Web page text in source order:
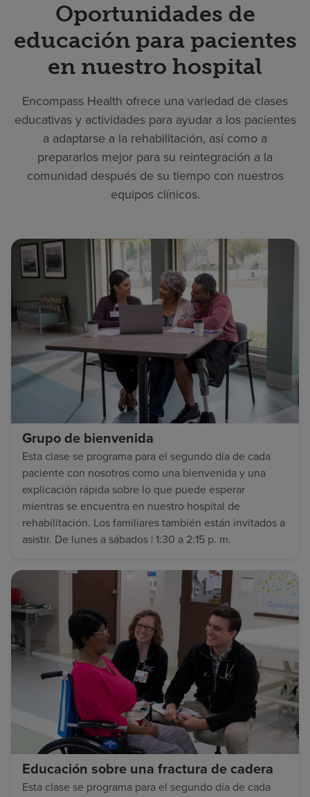
Oportunidades de
educación para pacientes
en nuestro hospital
Encompass Health ofrece una variedad de clases
educativas y actividades para ayudar a los pacientes
a adaptarse a la rehabilitación, así como a
prepararlos mejor para su reintegración a la
comunidad después de su tiempo con nuestros
equipos clínicos.
Grupo de bienvenida
Esta clase se programa para el segundo día de cada
paciente con nosotros como una bienvenida y una
explicación rápida sobre lo que puede esperar
mientras se encuentra en nuestro hospital de
rehabilitación. Los familiares también están invitados a
asistir. De lunes a sábados | 1:30 a 2:15 p. m.
Educación sobre una fractura de cadera
Esta clase se programa para el segundo día de cada